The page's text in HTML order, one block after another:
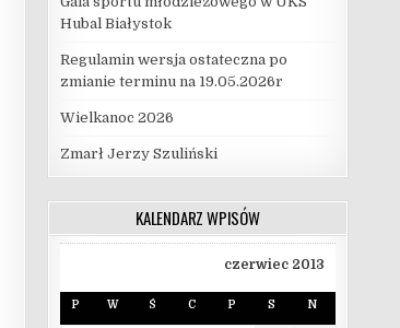
Hubal Białystok
Regulamin wersja ostateczna po
zmianie terminu na 19.05.2026r
Wielkanoc 2026
Zmarł Jerzy Szuliński
KALENDARZ WPISÓW
czerwiec 2013
P W Ś C P S N